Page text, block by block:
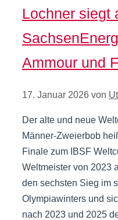
Lochner siegt
Ammour und
17. Januar 2026 von
Der alte und neue
Männer-Zweierbob
Finale zum IBSF
Weltmeister von 2023
den sechsten Sieg im
Olympiawinters und
nach 2023 und 2025